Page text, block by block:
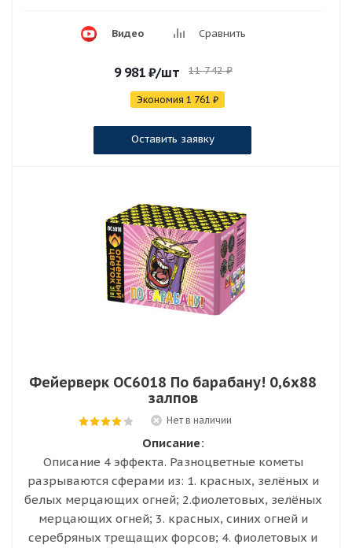
Видео Сравнить
9 981 ₽/шт 11 742₽
Экономия 1 761 ₽
Оставить заявку
Фейерверк ОС6018 По барабану! 0,6х88
залпов
Нет в наличии
Описание:
Описание 4 эффекта. Разноцветные кометы
разрываются сферами из: 1. красных, зелёных и
белых мерцающих огней; 2.фиолетовых, зелёных
мерцающих огней; 3. красных, синих огней и
серебряных трещащих форсов; 4. фиолетовых и